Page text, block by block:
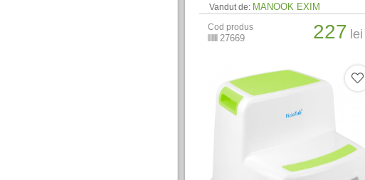
Vandut de: MANOOK EXIM
Cod produs
27669 227 lei